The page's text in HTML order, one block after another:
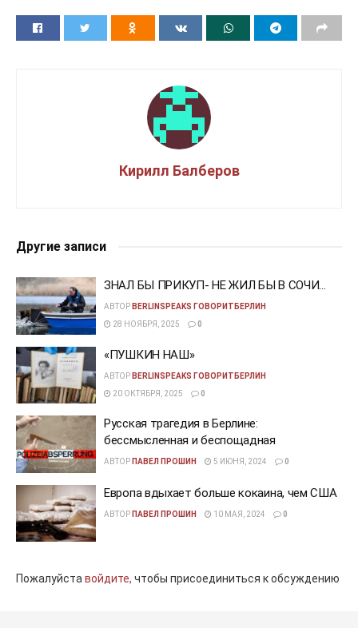
Кирилл Балберов
Другие записи
ЗНАЛ БЫ ПРИКУП- НЕ ЖИЛ БЫ В СОЧИ…
АВТОР BERLINSPEAKS ГОВОРИТБЕРЛИН
28 НОЯБРЯ, 2025
0
«ПУШКИН НАШ»
АВТОР BERLINSPEAKS ГОВОРИТБЕРЛИН
20 ОКТЯБРЯ, 2025
0
Русская трагедия в Берлине:
бессмысленная и беспощадная
АВТОР ПАВЕЛ ПРОШИН 5 ИЮНЯ, 2024 0
Европа вдыхает больше кокаина, чем США
АВТОР ПАВЕЛ ПРОШИН 10 МАЯ, 2024 0
Пожалуйставойдите, чтобы присоединиться к обсуждению